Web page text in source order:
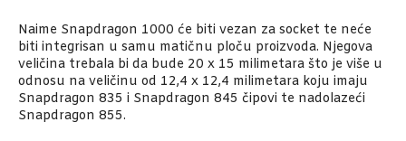
Naime Snapdragon 1000 će biti vezan za socket te neće
biti integrisan u samu matičnu ploču proizvoda. Njegova
veličina trebala bi da bude 20 x 15 milimetara što je više u
odnosu na veličinu od 12,4 x 12,4 milimetara koju imaju
Snapdragon 835 i Snapdragon 845 čipovi te nadolazeći
Snapdragon 855.